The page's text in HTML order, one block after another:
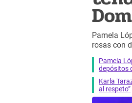
Pamela
rosas con
Pamela
depósitos
Karla
al respeto”